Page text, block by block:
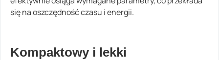
się na oszczędność czasu i energii.
Kompaktowy i lekki